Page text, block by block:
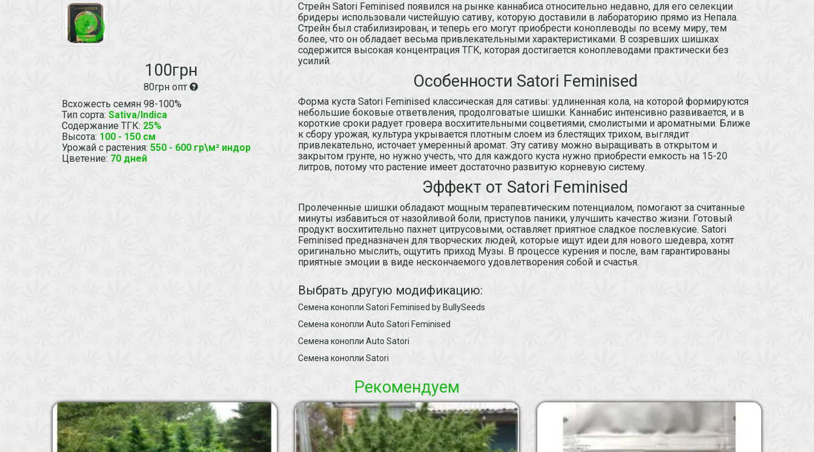
100грн
80грн опт
Всхожесть семян 98-100%
Тип сорта: Sativa/Indica
Содержание ТГК: 25%
Высота: 100 - 150 см
Урожай с растения: 550 - 600 гр\м² индор
Цветение: 70 дней
Стрейн Satori Feminised появился на рынке каннабиса относительно недавно, для его селекции
бридеры использовали чистейшую сативу, которую доставили в лабораторию прямо из Непала.
Стрейн был стабилизирован, и теперь его могут приобрести коноплеводы по всему миру, тем
более, что он обладает весьма привлекательными характеристиками. В созревших шишках
содержится высокая концентрация ТГК, которая достигается коноплеводами практически без
усилий.
Особенности Satori Feminised
Форма куста Satori Feminised классическая для сативы: удлиненная кола, на которой формируются
небольшие боковые ответвления, продолговатые шишки. Каннабис интенсивно развивается, и в
короткие сроки радует гровера восхитительными соцветиями, смолистыми и ароматными. Ближе
к сбору урожая, культура укрывается плотным слоем из блестящих трихом, выглядит
привлекательно, источает умеренный аромат. Эту сативу можно выращивать в открытом и
закрытом грунте, но нужно учесть, что для каждого куста нужно приобрести емкость на 15-20
литров, потому что растение имеет достаточно развитую корневую систему.
Эффект от Satori Feminised
Пролеченные шишки обладают мощным терапевтическим потенциалом, помогают за считанные
минуты избавиться от назойливой боли, приступов паники, улучшить качество жизни. Готовый
продукт восхитительно пахнет цитрусовыми, оставляет приятное сладкое послевкусие. Satori
Feminised предназначен для творческих людей, которые ищут идеи для нового шедевра, хотят
оригинально мыслить, ощутить приход Музы. В процессе курения и после, вам гарантированы
приятные эмоции в виде нескончаемого удовлетворения собой и счастья.
Выбрать другую модификацию:
Семена конопли Satori Feminised by BullySeeds
Семена конопли Auto Satori Feminised
Семена конопли Auto Satori
Семена конопли Satori
Рекомендуем